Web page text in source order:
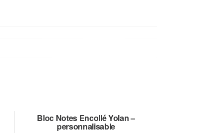
Bloc Notes Encollé Yolan –
personnalisable